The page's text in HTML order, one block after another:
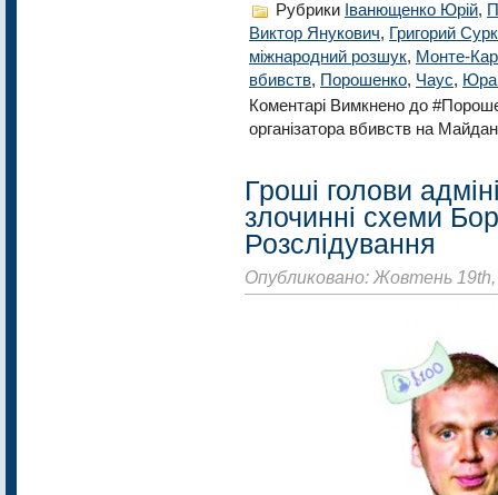
Рубрики Іванющенко Юрій,
Виктор Янукович, Григорий
міжнародний розшук, Монте-
вбивств, Порошенко, Чаус, Юра
Коментарі Вимкнено до
організатора вбивств на
Гроші голови
злочинні схеми
Розслідування
Опубликовано: Жовтень